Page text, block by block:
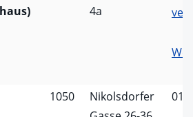
4a
1050
Nikolsdorfer
01/